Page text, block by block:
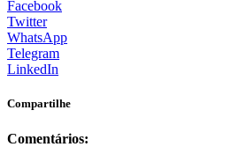
Facebook
Twitter
WhatsApp
Telegram
LinkedIn
Compartilhe
Comentários: